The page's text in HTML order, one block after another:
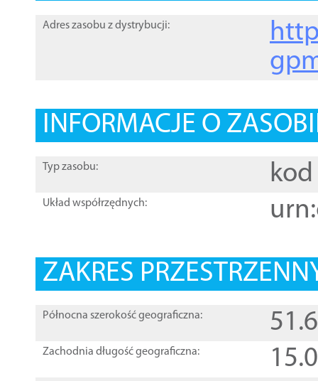
Adres zasobu z dystrybucji:
INFORMACJE O
Typ zasobu: kod
Układ współrzędnych:
ZAKRES
Północna szerokość geograficzna:
Zachodnia długość geograficzna: